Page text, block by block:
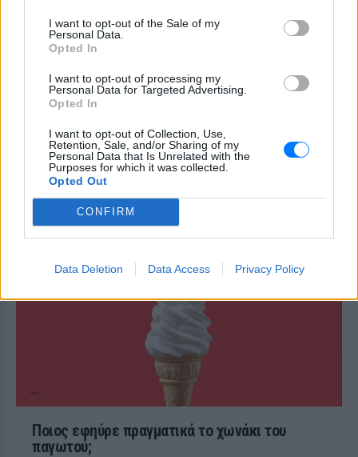
I want to opt-out of the Sale of my
Personal Data.
Opted In
I want to opt-out of processing my
Personal Data for Targeted Advertising.
Opted In
I want to opt-out of Collection, Use,
Retention, Sale, and/or Sharing of my
Personal Data that Is Unrelated with the
Purposes for which it was collected.
Opted Out
CONFIRM
Data Deletion Data Access Privacy Policy
αποτελούν στόχο γεωτουρισμού και
περιβαλλοντικής εκπαίδευσης.
διατηρηθούν εκτός ψυγείου το
καλοκαίρι
ανάμεσα στους μηρούς
Έχει συμβεί σε όλες
Ποιος εφηύρε πραγματικά το χωνάκι του
παγωτού;